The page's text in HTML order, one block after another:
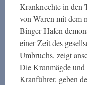
Kranknechte in den
von Waren mit dem
Binger Hafen
einer Zeit des
Umbruchs, zeigt
Die Kranmägde
Kranführer, geben